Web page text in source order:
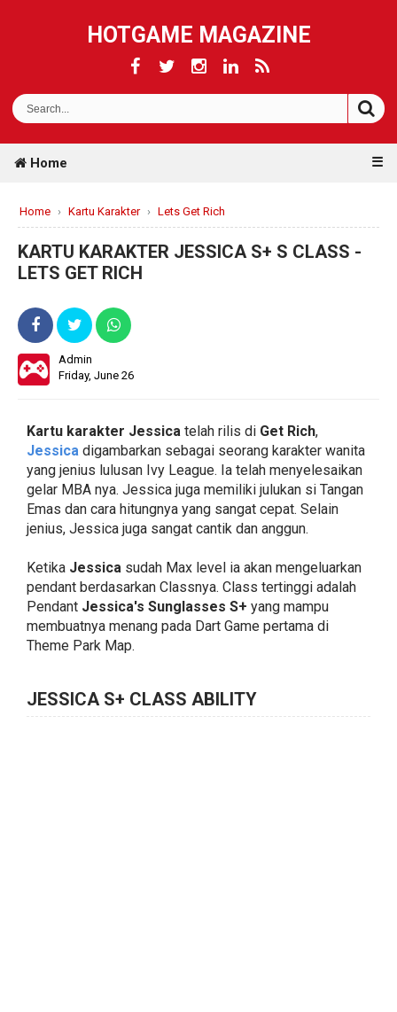
HOTGAME MAGAZINE
Home ☰
Home › Kartu Karakter › Lets Get Rich
KARTU KARAKTER JESSICA S+ S CLASS -
LETS GET RICH
Admin
Friday, June 26
Kartu karakter Jessica telah rilis di Get Rich,
Jessica digambarkan sebagai seorang karakter wanita
yang jenius lulusan Ivy League. Ia telah menyelesaikan
gelar MBA nya. Jessica juga memiliki julukan si Tangan
Emas dan cara hitungnya yang sangat cepat. Selain
jenius, Jessica juga sangat cantik dan anggun.
Ketika Jessica sudah Max level ia akan mengeluarkan
pendant berdasarkan Classnya. Class tertinggi adalah
Pendant Jessica's Sunglasses S+ yang mampu
membuatnya menang pada Dart Game pertama di
Theme Park Map.
JESSICA S+ CLASS ABILITY